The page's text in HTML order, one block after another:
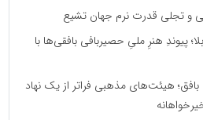
و تجلی قدرت نرم جهان تشیع
پیوندِ هنرِ ملیِ حصیربافی بافقی‌ها با
هیئت‌های مذهبی فراتر از یک نهاد